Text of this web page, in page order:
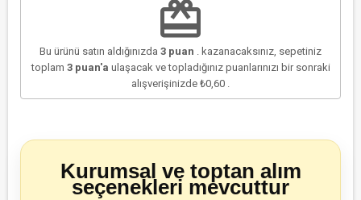
redeem
Bu ürünü satın aldığınızda 3 puan . kazanacaksınız, sepetiniz
toplam 3puan'a ulaşacak ve topladığınız puanlarınızı bir sonraki
alışverişinizde ₺0,60
Kurumsal ve toptan alım
seçenekleri mevcuttur